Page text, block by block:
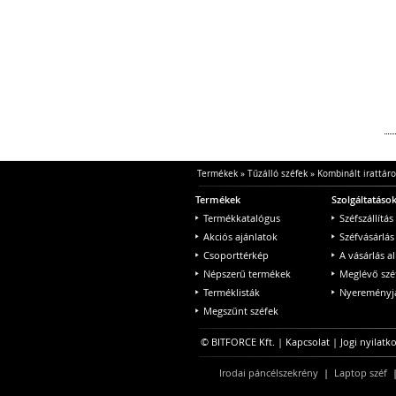
Termékek» Tűzálló széfek» Kombinált
Termékek
Termékkatalógus
Akciós ajánlatok
Csoporttérkép
Népszerű termékek
Terméklisták
Megszűnt széfek
Szolgáltatások
A vásárlás
Meglévő
© BITFORCE Kft. | Kapcsolat | Jogi
Irodai páncélszekrény| Laptop széf